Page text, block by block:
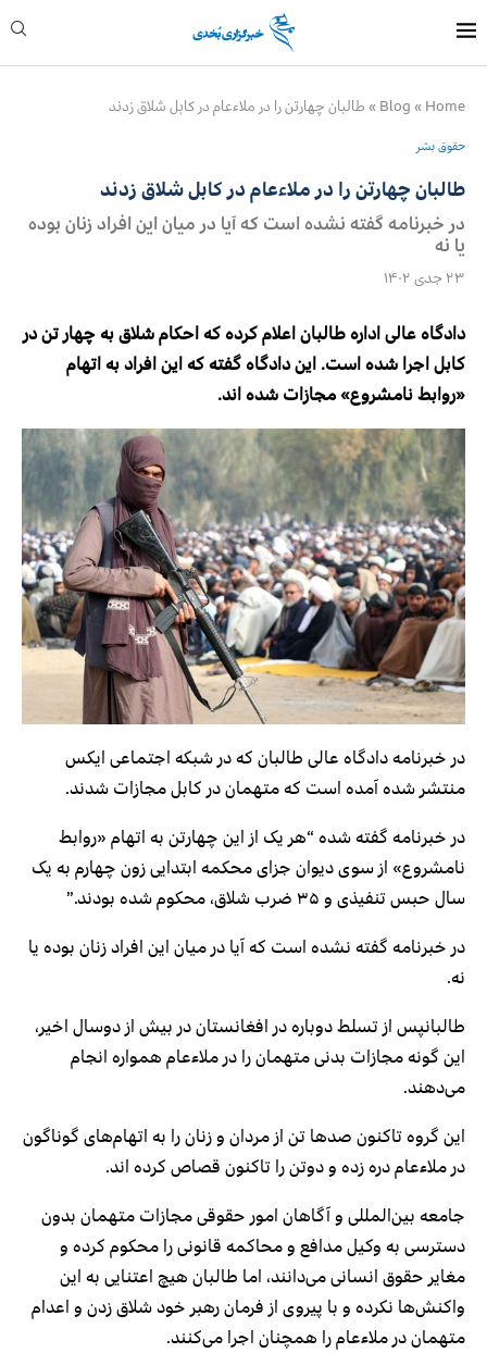
Home
»
Blog
» طالبان چهارتن را در ملاء‌عام در کابل شلاق زدند
حقوق بشر
طالبان چهارتن را در ملاء‌عام در کابل شلاق زدند
در خبرنامه گفته نشده است که آیا در میان این افراد زنان بوده
یا نه
۲۳ جدی ۱۴۰۲
دادگاه عالی اداره طالبان اعلام کرده که احکام شلاق به چهار تن در
کابل اجرا شده است. این دادگاه گفته که این افراد به اتهام
«روابط نامشروع» مجازات شده اند.
در خبرنامه دادگاه‌ عالی طالبان که در شبکه‌ اجتماعی ایکس
منتشر شده آمده است که متهمان در کابل مجازات شدند.
در خبرنامه گفته شده “هر یک از این چهارتن به اتهام «روابط
نامشروع» از سوی دیوان جزای محکمه ابتدایی زون چهارم به یک
سال حبس تنفیذی و ۳۵ ضرب شلاق، محکوم شده بودند.”
در خبرنامه گفته نشده است که آیا در میان این افراد زنان بوده یا
نه.
طالبانپس از تسلط دوباره در افغانستان در بیش از دوسال اخیر،
این گونه مجازات بدنی متهمان را در ملاءعام همواره انجام
می‌دهند.
این گروه تاکنون صدها تن از مردان و زنان را به اتهام‌های گوناگون
در ملاء‌عام دره زده و دوتن را تاکنون قصاص کرده اند.
جامعه بین‌المللی و آگاهان امور حقوقی مجازات متهمان بدون
دسترسی به وکیل مدافع و محاکمه قانونی را محکوم کرده و
مغایر حقوق انسانی می‌دانند، اما طالبان هیچ اعتنایی به این
واکنش‌ها نکرده و با پیروی از فرمان رهبر خود شلاق زدن و اعدام
متهمان در ملاء‌عام را همچنان اجرا می‌کنند‌.